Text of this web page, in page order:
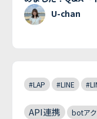
U-chan
#LAP #LINE
API連携 botア